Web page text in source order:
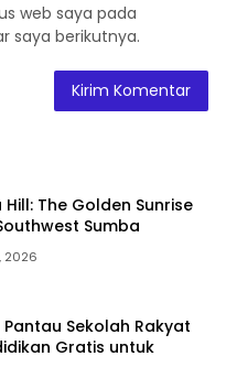
web saya pada
saya berikutnya.
The Golden Sunrise
Sumba
2026
Sekolah Rakyat
Gratis untuk